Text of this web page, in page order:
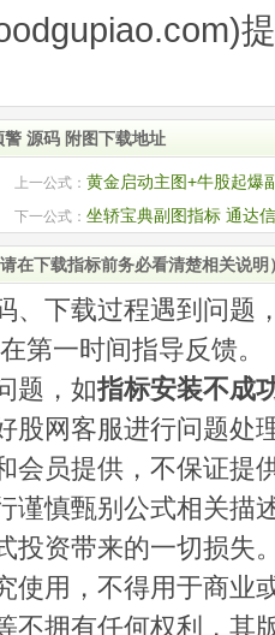
源码 附图下载地址
上一公式： 黄金启动主图+牛股起爆
通达信 源码 附图
下一公式： 坐轿宝典副图指标 通达
机
在下载指标前务必看清楚相关说明
、下载过程遇到问题
第一时间指导反馈。
题，如指标安装不成
股网客服进行问题处
会员提供，不保证提
谨慎甄别公式相关描
投资带来的一切损失
使用，不得用于商业
不拥有任何权利，其